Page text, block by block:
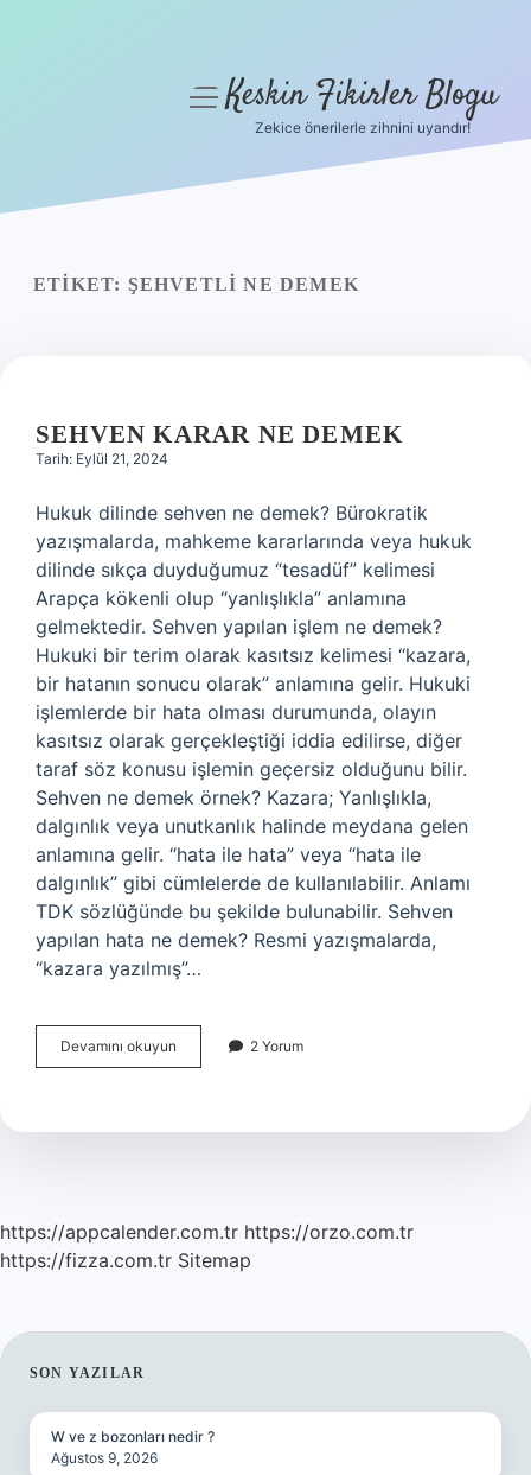
Yasal Uyarı
menüyüKeskin Fikirler Blogu
Zekice önerilerle zihnini uyandır!
ETIKET: ŞEHVETLI NE DEMEK
SEHVEN KARAR NE DEMEK
Tarih: Eylül 21, 2024
Hukuk dilinde sehven ne demek? Bürokratik
yazışmalarda, mahkeme kararlarında veya hukuk
dilinde sıkça duyduğumuz “tesadüf” kelimesi
Arapça kökenli olup “yanlışlıkla” anlamına
gelmektedir. Sehven yapılan işlem ne demek?
Hukuki bir terim olarak kasıtsız kelimesi “kazara,
bir hatanın sonucu olarak” anlamına gelir. Hukuki
işlemlerde bir hata olması durumunda, olayın
kasıtsız olarak gerçekleştiği iddia edilirse, diğer
taraf söz konusu işlemin geçersiz olduğunu bilir.
Sehven ne demek örnek? Kazara; Yanlışlıkla,
dalgınlık veya unutkanlık halinde meydana gelen
anlamına gelir. “hata ile hata” veya “hata ile
dalgınlık” gibi cümlelerde de kullanılabilir. Anlamı
TDK sözlüğünde bu şekilde bulunabilir. Sehven
yapılan hata ne demek? Resmi yazışmalarda,
“kazara yazılmış”…
Devamını okuyun
Karar
2 Yorum
https://appcalender.com.tr https://orzo.com.tr
https://fizza.com.tr Sitemap
SIDEBAR
SON YAZILAR
W ve z bozonları nedir ?
Ağustos 9, 2026